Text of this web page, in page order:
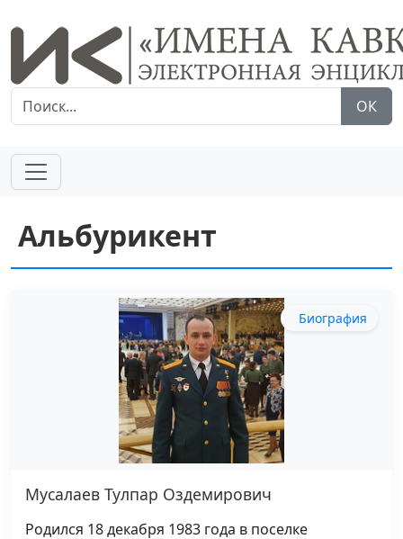
ОК
Альбурикент
Биография
Мусалаев Тулпар Оздемирович
Родился 18 декабря 1983 года в поселке